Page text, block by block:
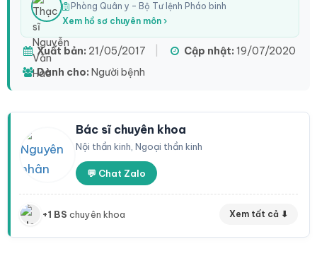
Phòng Quân y – Bộ Tư lệnh Pháo binh
Xem hồ sơ chuyên môn ›
Xuất bản: 21/05/2017 Cập nhật: 19/07/2020
Dành cho: Người bệnh
Bác sĩ chuyên khoa
Nội thần kinh, Ngoại thần kinh
💬 Chat Zalo
+1 BS chuyên khoa Xem tất cả ⬇